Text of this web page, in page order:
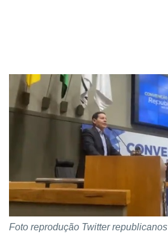
Foto reprodução Twitter republicanos